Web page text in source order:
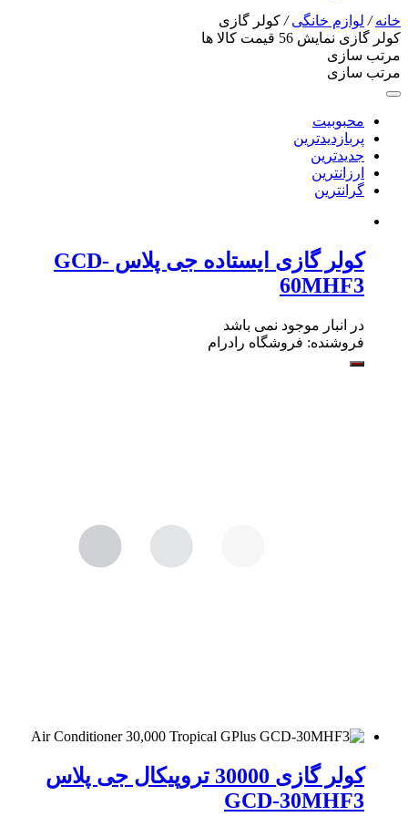
خانه/ لوازم خانگی/ کولر گازی
کولر گازی نمایش 56 قیمت کالا ها
مرتب سازی
مرتب سازی
محبوبیت
پربازدیدترین
جدیدترین
ارزانترین
گرانترین
کولر گازی ایستاده جی پلاس GCD-
60MHF3
در انبار موجود نمی باشد
فروشنده: فروشگاه رادرام
کولر گازی 30000 تروپیکال جی پلاس
GCD-30MHF3